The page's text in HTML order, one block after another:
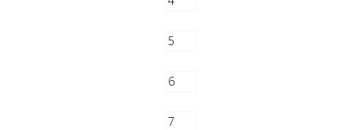
5
6
7